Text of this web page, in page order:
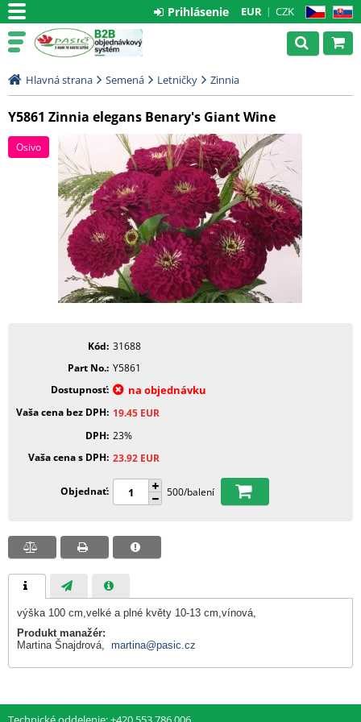
CZ SK
EUR CZK
Prihlásenie
Hlavná strana Semená Letničky Zinnia
Y5861 Zinnia elegans Benary's Giant Wine
Osivo
Kód 31688
Part No. Y5861
Dostupnosť
na objednávku
Vaša cena bez DPH 19.45 EUR
DPH 23%
Vaša cena s DPH 23.92 EUR
Objednať 500/balení
výška 100 cm,velké a plné květy 10-13 cm,vínová,
Produkt manažér:
Martina Šnajdrová, martina@pasic.cz